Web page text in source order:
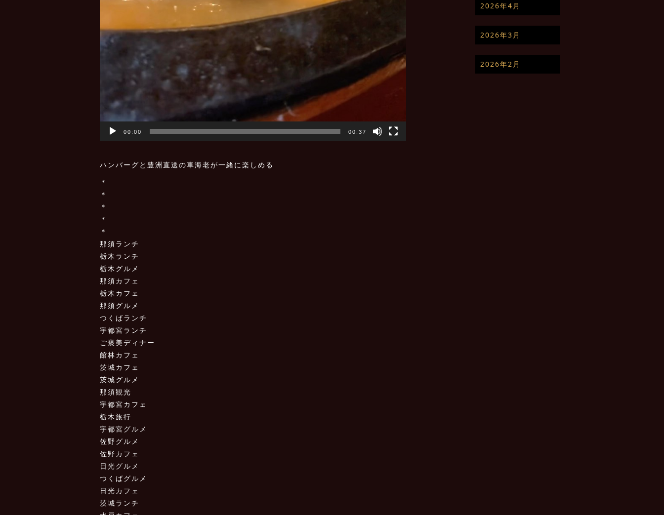
00:00 00:37
ハンバーグと豊洲直送の車海老が一緒に楽しめる
＊
＊
＊
＊
＊
那須ランチ
栃木ランチ
栃木グルメ
那須カフェ
栃木カフェ
那須グルメ
つくばランチ
宇都宮ランチ
ご褒美ディナー
館林カフェ
茨城カフェ
茨城グルメ
那須観光
宇都宮カフェ
栃木旅行
宇都宮グルメ
佐野グルメ
佐野カフェ
日光グルメ
つくばグルメ
日光カフェ
茨城ランチ
2026年4月
2026年3月
2026年2月